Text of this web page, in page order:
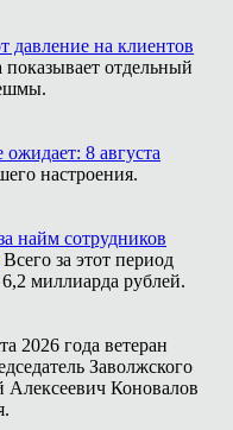
на клиентов
отдельный
8 августа
настроения.
найм сотрудников
Всего за этот период
миллиарда рублей.
2026 года ветеран
Заволжского
Алексеевич Коновалов